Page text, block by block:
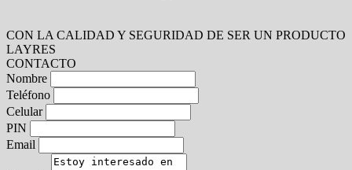
CON LA CALIDAD Y SEGURIDAD DE SER UN PRODUCTO
LAYRES
CONTACTO
Nombre
Teléfono
Celular
PIN
Email